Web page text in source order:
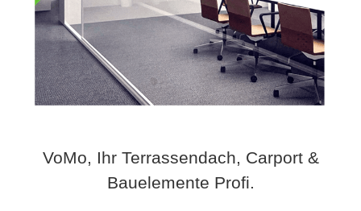
VoMo, Ihr Terrassendach, Carport &
Bauelemente Profi.